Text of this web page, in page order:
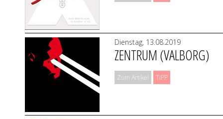
Dienstag, 13.08.2019
ZENTRUM (VALBORG)
Zum Artikel TIPP